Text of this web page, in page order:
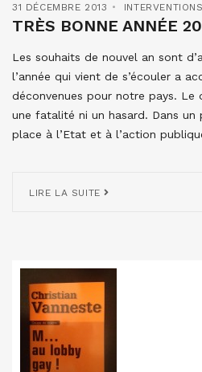
31 DÉCEMBRE 2013 INTERVENTIONS
TRÈS BONNE ANNÉE
Les souhaits de nouvel an sont
l’année qui vient de s’écouler a
déconvenues pour notre pays. Le
une fatalité ni un hasard. Dans
place à l’Etat et à l’action
LIRE LA SUITE